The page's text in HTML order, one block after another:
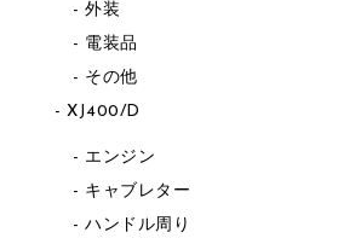
外装
電装品
その他
XJ400/D
エンジン
キャブレター
ハンドル周り